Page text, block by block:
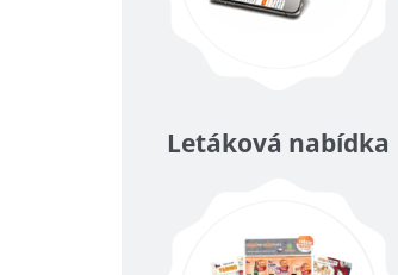
Letáková nabídka